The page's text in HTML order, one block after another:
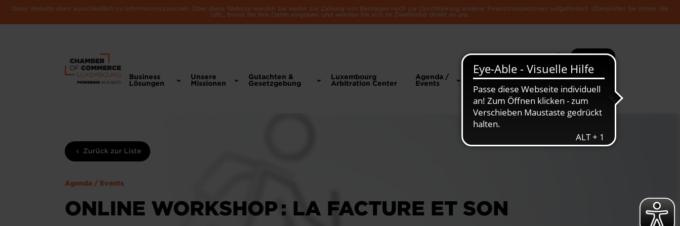
Diese Website dient ausschließlich zu Informationszwecken. Über diese Website werden Sie weder zur Zahlung von Beiträgen noch zur Durchführung anderer Finanztransaktionen aufgefordert. Überprüfen Sie immer die
URL, bevor Sie Ihre Daten eingeben, und wenden Sie sich im Zweifelsfall direkt an uns.
Suche Mehr
Business
Lösungen
Unsere
Missionen
Gutachten &
Gesetzgebung
Luxembourg
Arbitration Center
Agenda /
Events
News &
Die Luxemburger
Zurück zur Liste
Agenda / Events
ONLINE WORKSHOP : LA FACTURE ET SON